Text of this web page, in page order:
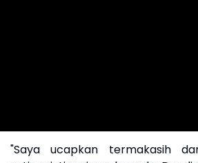
"Saya ucapkan termakasih